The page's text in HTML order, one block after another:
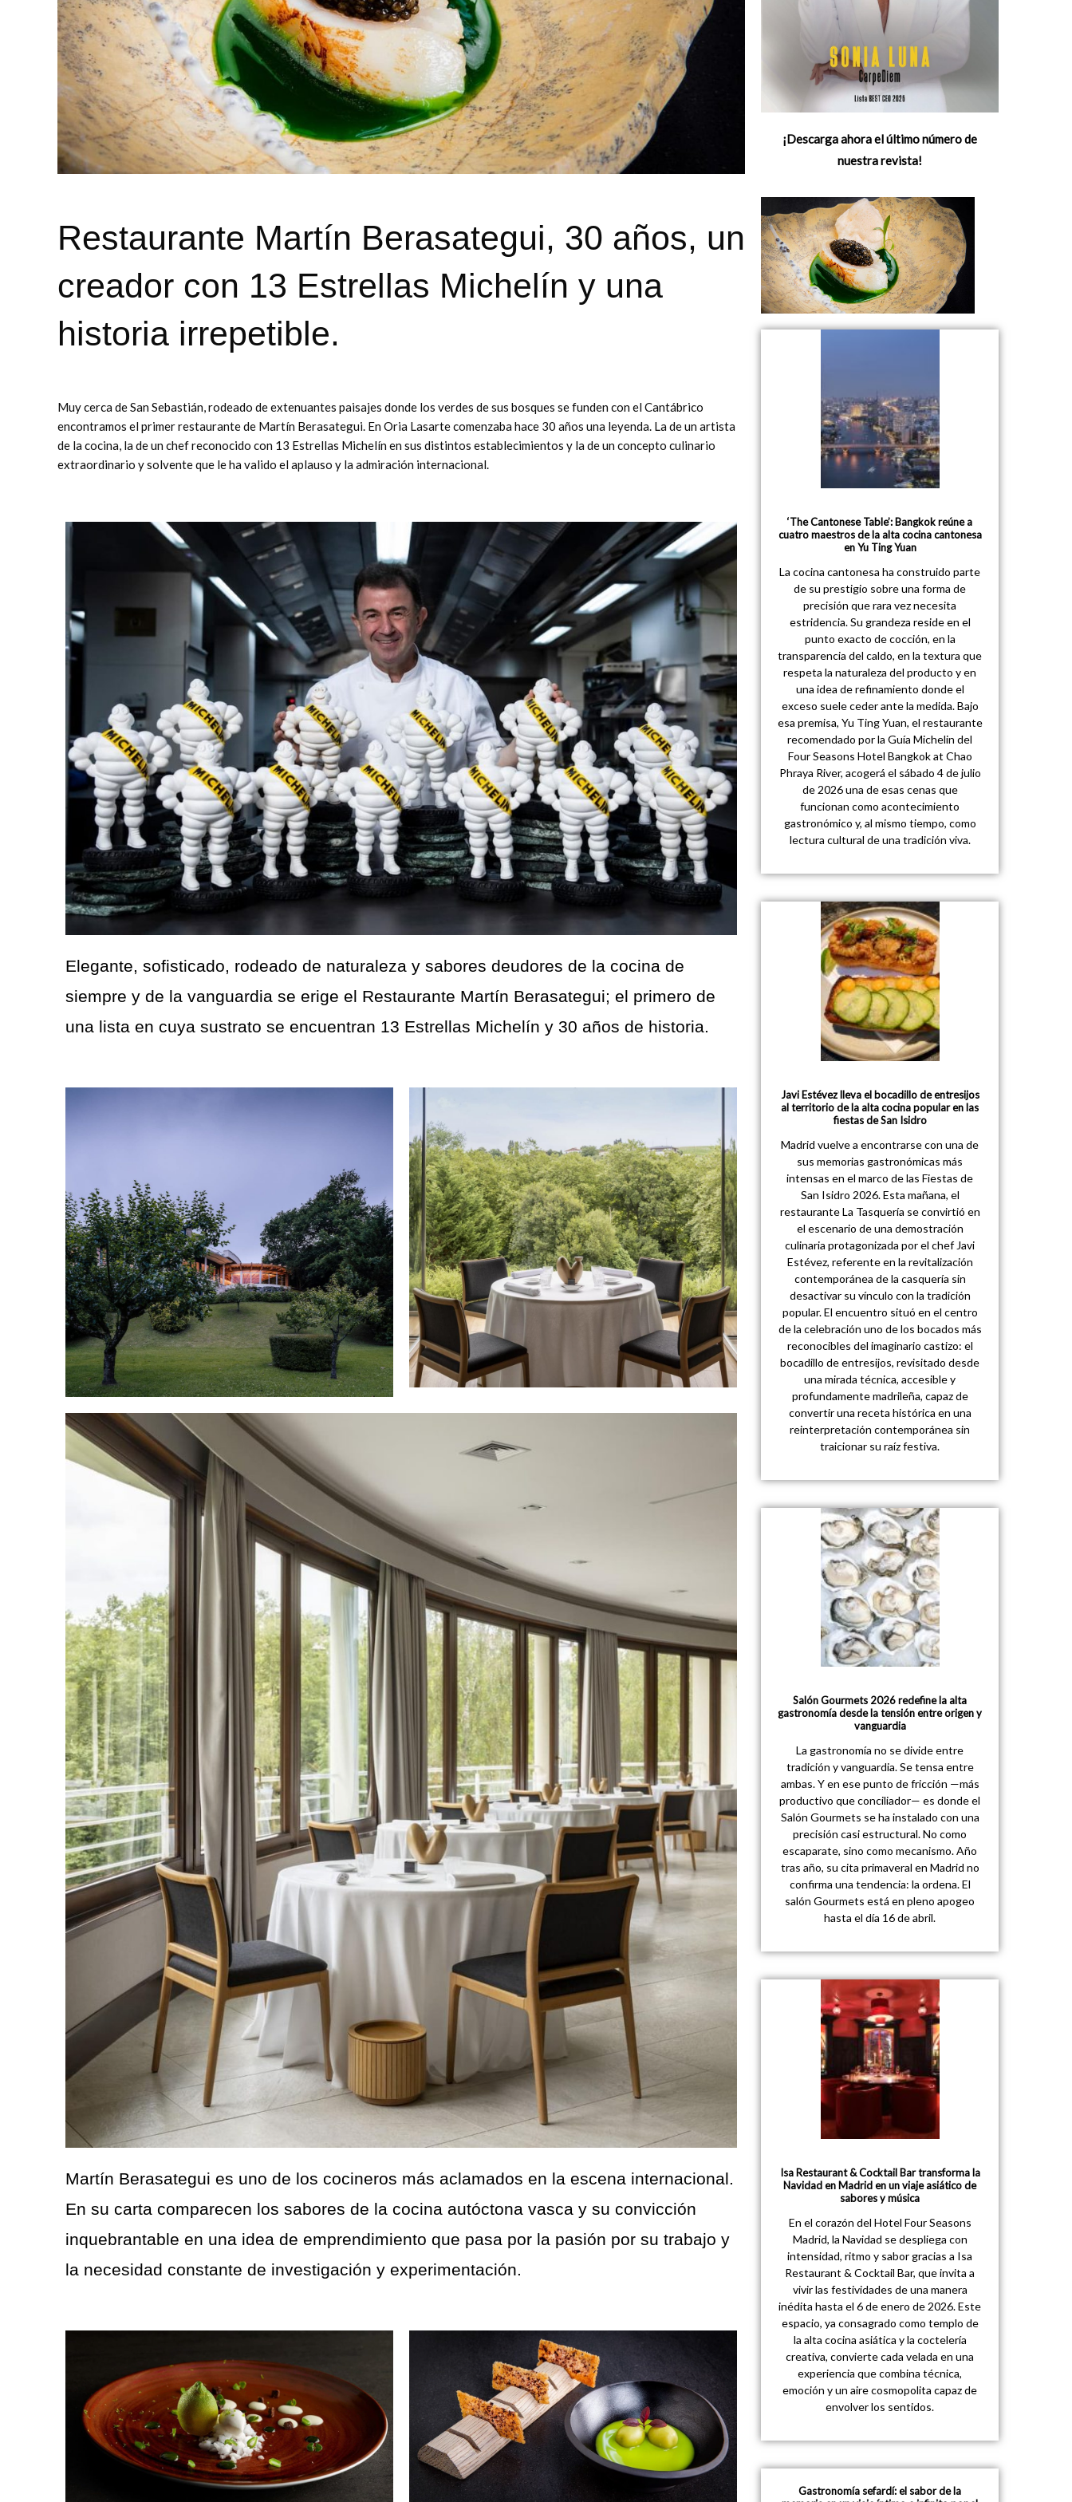
Restaurante Martín Berasategui, 30 años, un
creador con 13 Estrellas Michelín y una
historia irrepetible.
Muy cerca de San Sebastián, rodeado de extenuantes paisajes donde los verdes de sus bosques se funden con el Cantábrico
encontramos el primer restaurante de Martín Berasategui. En Oria Lasarte comenzaba hace 30 años una leyenda. La de un artista
de la cocina, la de un chef reconocido con 13 Estrellas Michelín en sus distintos establecimientos y la de un concepto culinario
extraordinario y solvente que le ha valido el aplauso y la admiración internacional.
Elegante, sofisticado, rodeado de naturaleza y sabores deudores de la cocina de
siempre y de la vanguardia se erige el Restaurante Martín Berasategui; el primero de
una lista en cuya sustrato se encuentran 13 Estrellas Michelín y 30 años de historia.
Martín Berasategui es uno de los cocineros más aclamados en la escena internacional.
En su carta comparecen los sabores de la cocina autóctona vasca y su convicción
inquebrantable en una idea de emprendimiento que pasa por la pasión por su trabajo y
la necesidad constante de investigación y experimentación.
¡Descarga ahora el último número de
nuestra revista!
‘The Cantonese Table’: Bangkok reúne a
cuatro maestros de la alta cocina cantonesa
en Yu Ting Yuan
La cocina cantonesa ha construido parte
de su prestigio sobre una forma de
precisión que rara vez necesita
estridencia. Su grandeza reside en el
punto exacto de cocción, en la
transparencia del caldo, en la textura que
respeta la naturaleza del producto y en
una idea de refinamiento donde el
exceso suele ceder ante la medida. Bajo
esa premisa, Yu Ting Yuan, el restaurante
recomendado por la Guía Michelin del
Four Seasons Hotel Bangkok at Chao
Phraya River, acogerá el sábado 4 de julio
de 2026 una de esas cenas que
funcionan como acontecimiento
gastronómico y, al mismo tiempo, como
lectura cultural de una tradición viva.
Javi Estévez lleva el bocadillo de entresijos
al territorio de la alta cocina popular en las
fiestas de San Isidro
Madrid vuelve a encontrarse con una de
sus memorias gastronómicas más
intensas en el marco de las Fiestas de
San Isidro 2026. Esta mañana, el
restaurante La Tasquería se convirtió en
el escenario de una demostración
culinaria protagonizada por el chef Javi
Estévez, referente en la revitalización
contemporánea de la casquería sin
desactivar su vínculo con la tradición
popular. El encuentro situó en el centro
de la celebración uno de los bocados más
reconocibles del imaginario castizo: el
bocadillo de entresijos, revisitado desde
una mirada técnica, accesible y
profundamente madrileña, capaz de
convertir una receta histórica en una
reinterpretación contemporánea sin
traicionar su raíz festiva.
Salón Gourmets 2026 redefine la alta
gastronomía desde la tensión entre origen y
vanguardia
La gastronomía no se divide entre
tradición y vanguardia. Se tensa entre
ambas. Y en ese punto de fricción —más
productivo que conciliador— es donde el
Salón Gourmets se ha instalado con una
precisión casi estructural. No como
escaparate, sino como mecanismo. Año
tras año, su cita primaveral en Madrid no
confirma una tendencia: la ordena. El
salón Gourmets está en pleno apogeo
hasta el día 16 de abril.
Isa Restaurant & Cocktail Bar transforma la
Navidad en Madrid en un viaje asiático de
sabores y música
En el corazón del Hotel Four Seasons
Madrid, la Navidad se despliega con
intensidad, ritmo y sabor gracias a Isa
Restaurant & Cocktail Bar, que invita a
vivir las festividades de una manera
inédita hasta el 6 de enero de 2026. Este
espacio, ya consagrado como templo de
la alta cocina asiática y la coctelería
creativa, convierte cada velada en una
experiencia que combina técnica,
emoción y un aire cosmopolita capaz de
envolver los sentidos.
Gastronomía sefardí: el sabor de la